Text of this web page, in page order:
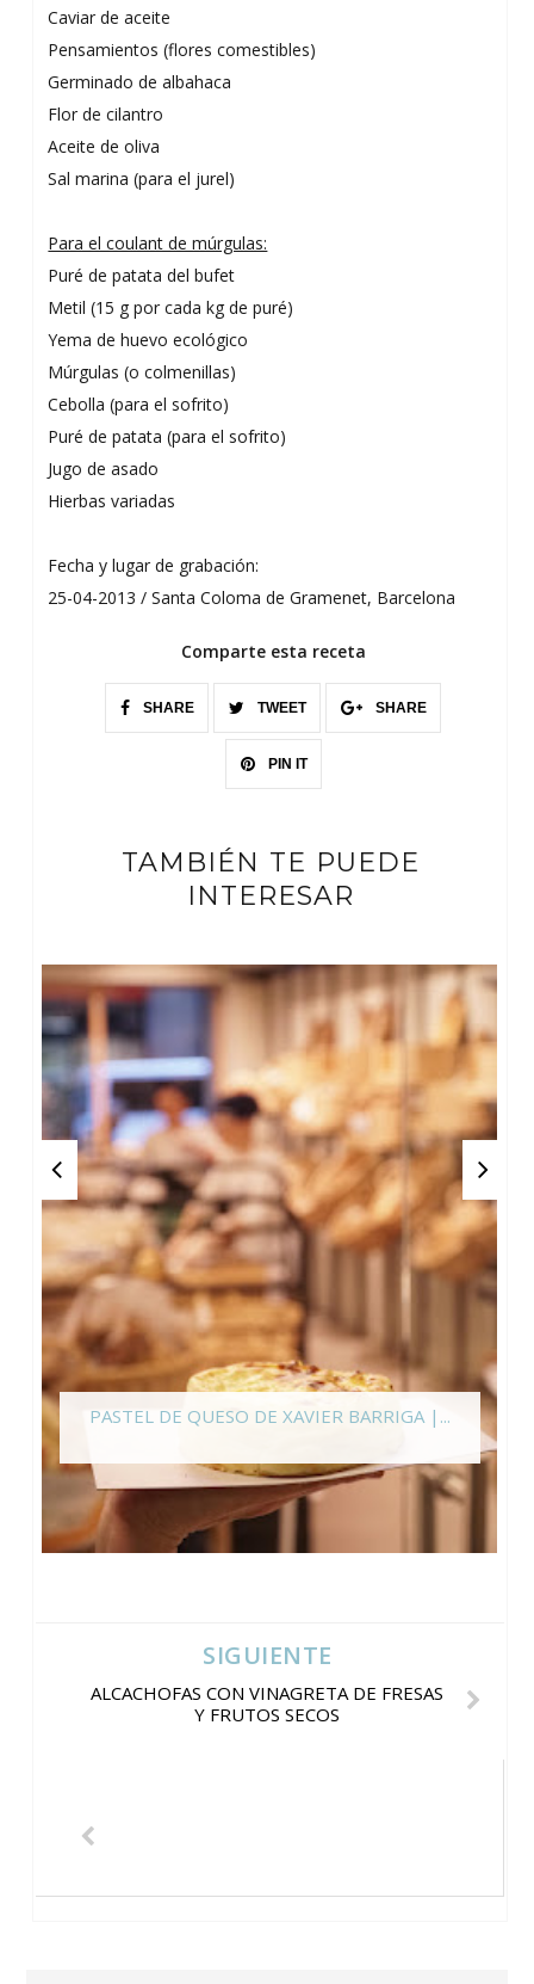
Caviar de aceite
Pensamientos (flores comestibles)
Germinado de albahaca
Flor de cilantro
Aceite de oliva
Sal marina (para el jurel)
Para el coulant de múrgulas:
Puré de patata del bufet
Metil (15 g por cada kg de puré)
Yema de huevo ecológico
Múrgulas (o colmenillas)
Cebolla (para el sofrito)
Puré de patata (para el sofrito)
Jugo de asado
Hierbas variadas
Fecha y lugar de grabación:
25-04-2013 / Santa Coloma de Gramenet, Barcelona
Comparte esta receta
SHARE TWEET SHARE
PIN IT
TAMBIÉN TE PUEDE
INTERESAR
PASTEL DE QUESO DE XAVIER BARRIGA |...
SIGUIENTE
ALCACHOFAS CON VINAGRETA DE FRESAS
Y FRUTOS SECOS